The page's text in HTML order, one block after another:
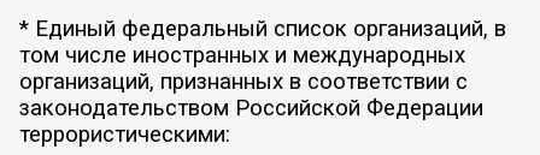
* Единый федеральный список организаций, в
том числе иностранных и международных
организаций, признанных в соответствии с
законодательством Российской Федерации
террористическими: